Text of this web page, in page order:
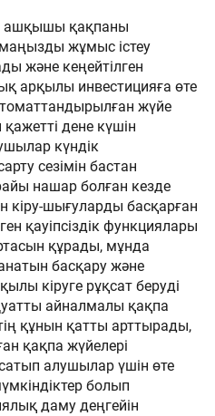
LED дисплей экраны
ашқышы қақпаны
маңызды жұмыс істеу
және кеңейтілген
арқылы инвестицияға өте
жүйе
дене күшін
күндік
сезімін бастан
нашар болған кезде
кіру-шығуларды басқарған
қауіпсіздік функциялары
құрады, мұнда
басқару және
кіруге рұқсат беруді
айналмалы қақпа
құнын қатты арттырады,
қақпа жүйелері
алушылар үшін өте
болып
даму деңгейін